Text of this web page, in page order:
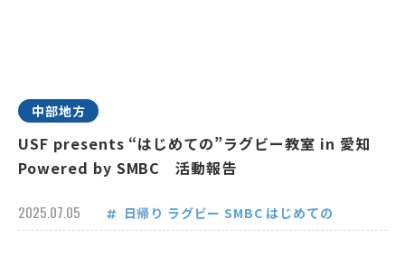
中部地方
USF presents “はじめての”ラグビー教室 in 愛知
Powered by SMBC 活動報告
2025.07.05 日帰り ラグビー SMBC はじめての